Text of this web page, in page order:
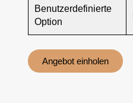
Benutzerdefinierte
Option
Angebot einholen